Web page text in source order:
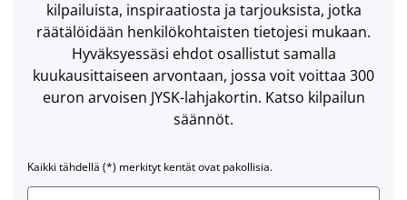
kilpailuista, inspiraatiosta ja tarjouksista, jotka
räätälöidään henkilökohtaisten tietojesi mukaan.
Hyväksyessäsi ehdot osallistut samalla
kuukausittaiseen arvontaan, jossa voit voittaa 300
euron arvoisen JYSK-lahjakortin. Katso kilpailun
säännöt.
Kaikki tähdellä (*) merkityt kentät ovat pakollisia.